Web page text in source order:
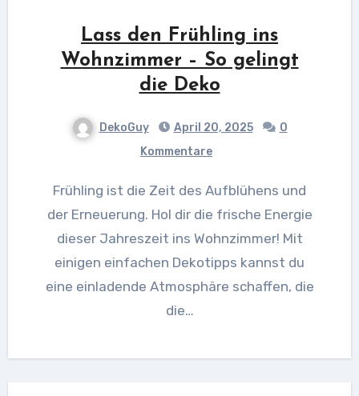
Lass den Frühling ins
Wohnzimmer – So gelingt
die Deko
DekoGuy April 20, 2025
0
Kommentare
Frühling ist die Zeit des Aufblühens und
der Erneuerung. Hol dir die frische Energie
dieser Jahreszeit ins Wohnzimmer! Mit
einigen einfachen Dekotipps kannst du
eine einladende Atmosphäre schaffen, die
die…